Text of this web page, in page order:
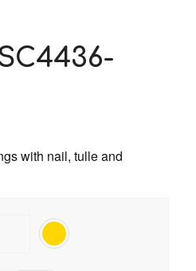
with nail, tulle and